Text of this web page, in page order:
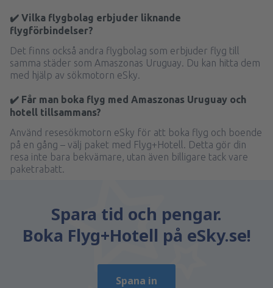
✔️ Vilka flygbolag erbjuder liknande
flygförbindelser?
Det finns också andra flygbolag som erbjuder flyg till
samma städer som Amaszonas Uruguay. Du kan hitta dem
med hjälp av sökmotorn eSky.
✔️ Får man boka flyg med Amaszonas Uruguay och
hotell tillsammans?
Använd resesökmotorn eSky för att boka flyg och boende
på en gång – välj paket med Flyg+Hotell. Detta gör din
resa inte bara bekvämare, utan även billigare tack vare
paketrabatt.
Spara tid och pengar.
Boka Flyg+Hotell på eSky.se!
Spana in